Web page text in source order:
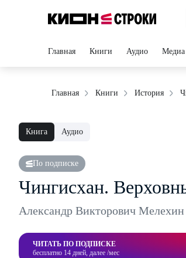
Главная Книги Аудио Медиа
Главная Книги История
Книга Аудио
По подписке
Чингисхан.
Александр Викторович Мелехин
ЧИТАТЬ ПО ПОДПИСКЕ
бесплатно 14 дней, далее /мес